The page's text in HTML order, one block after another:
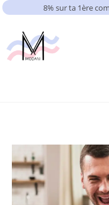
8% sur ta 1ère